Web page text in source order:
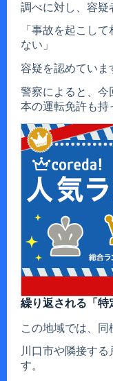
調べに対し、容疑
「事故を起こし
ない」
容疑を認めていま
警察によると、今
本の運転免許も持
繰り返される「特
この地域では、同
川口市や隣接す
す。